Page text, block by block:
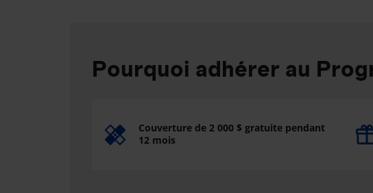
Pourquoi adhérer au
Couverture de 2 000 $ gratuite pendant
12 mois